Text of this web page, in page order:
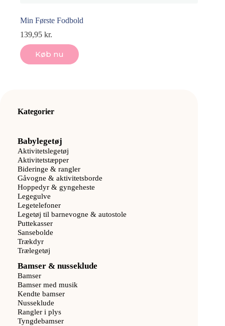
Min Første Fodbold
139,95 kr.
Køb nu
Kategorier
Babylegetøj
Aktivitetslegetøj
Aktivitetstæpper
Bideringe & rangler
Gåvogne & aktivitetsborde
Hoppedyr & gyngeheste
Legegulve
Legetelefoner
Legetøj til barnevogne & autostole
Puttekasser
Sansebolde
Trækdyr
Trælegetøj
Bamser & nusseklude
Bamser
Bamser med musik
Kendte bamser
Nusseklude
Rangler i plys
Tyngdebamser